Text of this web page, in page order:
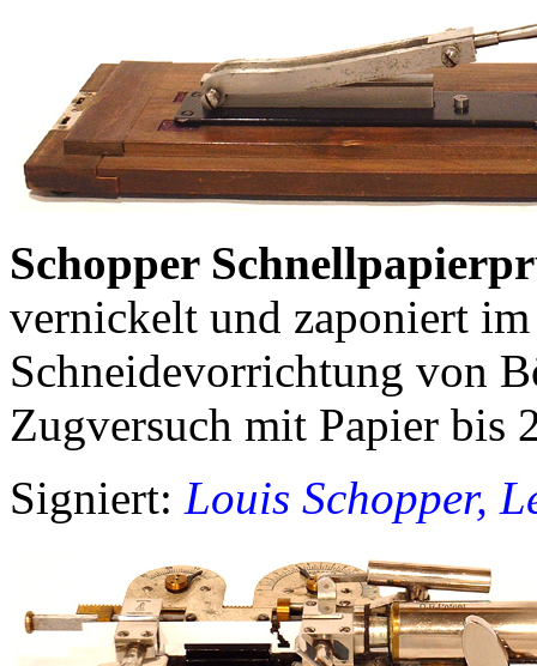
Schopper
vernickelt und zaponiert
Schneidevorrichtung von
Zugversuch mit Papier bis
Signiert: Louis Schopper,